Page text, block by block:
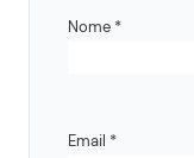
Nome *
Email *